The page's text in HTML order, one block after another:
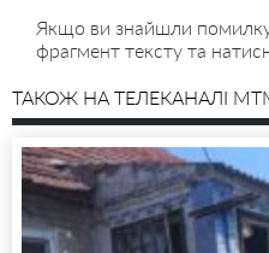
Якщо ви знайшли
фрагмент тексту та
ТАКОЖ НА ТЕЛЕКАНАЛІ